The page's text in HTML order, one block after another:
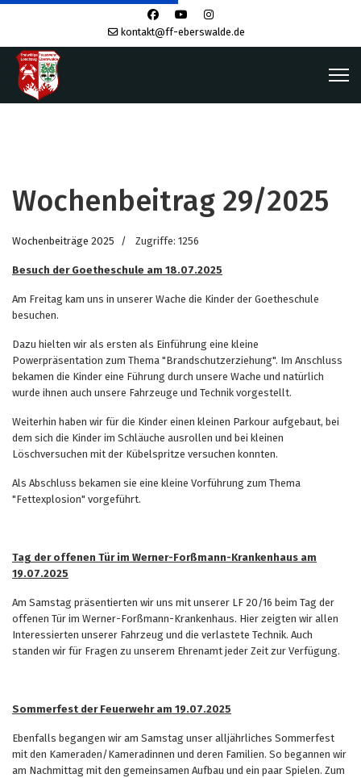
kontakt@ff-eberswalde.de
Wochenbeitrag 29/2025
Wochenbeiträge 2025 Zugriffe: 1256
Besuch der Goetheschule am 18.07.2025
Am Freitag kam uns in unserer Wache die Kinder der Goetheschule
besuchen.
Dazu hielten wir als ersten als Einführung eine kleine
Powerpräsentation zum Thema "Brandschutzerziehung". Im Anschluss
bekamen die Kinder eine Führung durch unsere Wache und natürlich
wurde ihnen auch unsere Fahrzeuge und Technik vorgestellt.
Weiterhin haben wir für die Kinder einen kleinen Parkour aufgebaut, bei
dem sich die Kinder im Schläuche ausrollen und bei kleinen
Löschversuchen mit der Kübelspritze versuchen konnten.
Als Abschluss bekamen sie eine kleine Vorführung zum Thema
"Fettexplosion" vorgeführt.
Tag der offenen Tür im Werner-Forßmann-Krankenhaus am
19.07.2025
Am Samstag präsentierten wir uns mit unserer LF 20/16 beim Tag der
offenen Tür im Werner-Forßmann-Krankenhaus. Hier zeigten wir allen
Interessierten unserer Fahrzeug und die verlastete Technik. Auch
standen wir für Fragen zu unserem Ehrenamt jeder Zeit zur Verfügung.
Sommerfest der Feuerwehr am 19.07.2025
Ebenfalls begangen wir am Samstag unser alljährliches Sommerfest
mit den Kameraden/Kameradinnen und deren Familien. So begannen wir
am Nachmittag mit den gemeinsamen Aufbau und ein paar Spielen. Zum